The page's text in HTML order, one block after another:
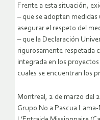
Frente a esta situación,
– que se adopten
asegurar el respeto del
– que la Declaración
rigurosamente respetada
integrada en los
cuales se encuentran los
Montreal, 2 de marzo del
Grupo No a Pascua